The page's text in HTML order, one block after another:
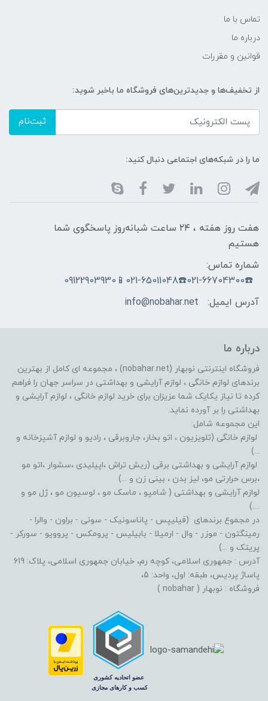
تماس با ما
درباره ما
قوانین و مقررات
از تخفیف‌ها و جدیدترین‌های فروشگاه ما باخبر شوید:
ثبت‌نام
ما را در شبکه‌های اجتماعی دنبال کنید:
هفت روز هفته ، ۲۴ ساعت شبانه‌روز پاسخگوی شما
هستیم
شماره تماس:
☎️021-66704300☎️021-65011048📱09122903930
آدرس ایمیل:
info@nobahar.net
درباره ما
فروشگاه اینترنتی نوبهار (nobahar.net) ، مجموعه ای کامل از بهترین
برندهای لوازم خانگی ، لوازم آرایشی و بهداشتی در سراسر جهان را فراهم
کرده تا نیاز یکایک شما عزیزان برای خرید لوازم خانگی ، لوازم آرایشی و
بهداشتی را بر آورده نماید.
این مجموعه شامل:
لوازم خانگی (تلویزیون ، اتو بخار، جاروبرقی ، رادیو و لوازم آشپزخانه و
...)
لوازم آرایشی و بهداشتی برقی (ریش تراش ،اپیلیدی ،سشوار ،اتو مو
،برس حرارتی مو، لیز بدن ، بینی زن و ...)
لوازم آرایشی و بهداشتی ( شامپو ، ماسک مو ، لوسیون مو ، ژل مو و
....)
در مجموع برندهای (فیلیپس - پاناسونیک - سونی - براون - والرا -
رمینگتون - موزر - وال - ارمیلا - بابیلیس - پرومکس - پروویو - سورکر -
پریتک و ...)
آدرس : جمهوری اسلامی، کوچه رم، خیابان جمهوری اسلامی، پلاک: 619
پاساژ پردیس، طبقه: اول، واحد: 5،
فروشگاه : نوبهار ( nobahar )